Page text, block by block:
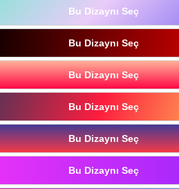
Bu Dizaynı Seç
Bu Dizaynı Seç
Bu Dizaynı Seç
Bu Dizaynı Seç
Bu Dizaynı Seç
Bu Dizaynı Seç